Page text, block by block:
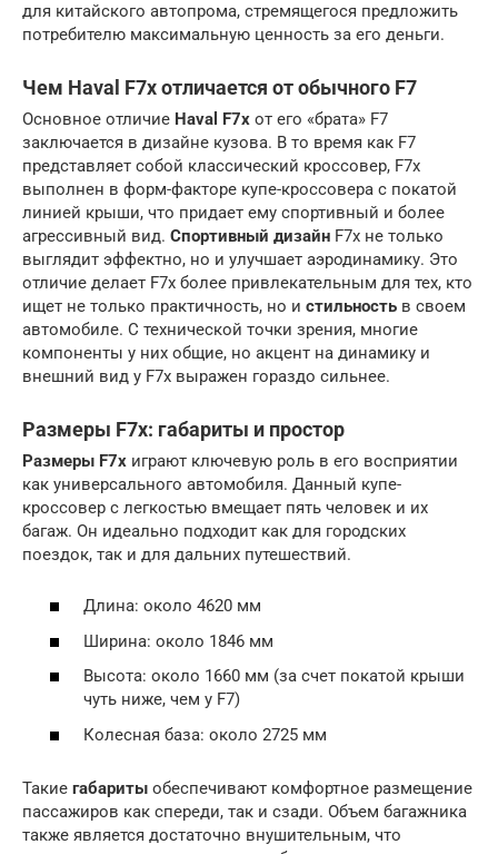
для китайского автопрома, стремящегося предложить
потребителю максимальную ценность за его деньги.
Чем Haval F7x отличается от обычного F7
Основное отличие Haval F7x от его «брата» F7
заключается в дизайне кузова. В то время как F7
представляет собой классический кроссовер, F7x
выполнен в форм-факторе купе-кроссовера с покатой
линией крыши, что придает ему спортивный и более
агрессивный вид. Спортивный дизайн F7x не только
выглядит эффектно, но и улучшает аэродинамику. Это
отличие делает F7x более привлекательным для тех, кто
ищет не только практичность, но и стильность в своем
автомобиле. С технической точки зрения, многие
компоненты у них общие, но акцент на динамику и
внешний вид у F7x выражен гораздо сильнее.
Размеры F7x: габариты и простор
Размеры F7x играют ключевую роль в его восприятии
как универсального автомобиля. Данный купе-
кроссовер с легкостью вмещает пять человек и их
багаж. Он идеально подходит как для городских
поездок, так и для дальних путешествий.
Длина: около 4620 мм
Ширина: около 1846 мм
Высота: около 1660 мм (за счет покатой крыши
чуть ниже, чем у F7)
Колесная база: около 2725 мм
Такие габариты обеспечивают комфортное размещение
пассажиров как спереди, так и сзади. Объем багажника
также является достаточно внушительным, что